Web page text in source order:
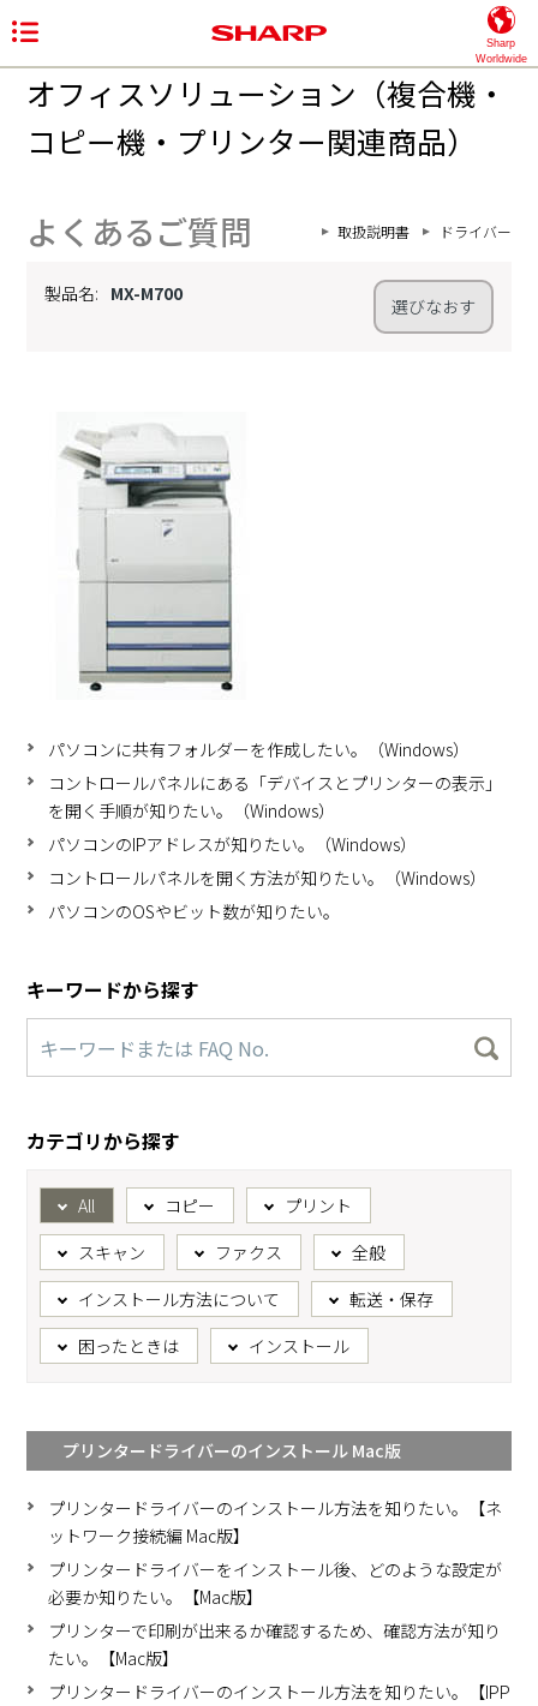
Sharp
Worldwide
オフィスソリューション（複合機・
コピー機・プリンター関連商品）
よくあるご質問 取扱説明書 ドライバー
製品名: MX-M700
選びなおす
パソコンに共有フォルダーを作成したい。（Windows）
コントロールパネルにある「デバイスとプリンターの表示」
を開く手順が知りたい。（Windows）
パソコンのIPアドレスが知りたい。（Windows）
コントロールパネルを開く方法が知りたい。（Windows）
パソコンのOSやビット数が知りたい。
キーワードから探す
カテゴリから探す
All コピー
プリント
スキャン
ファクス
全般
インストール方法について
転送・保存
困ったときは
インストール
プリンタードライバーのインストール Mac版
プリンタードライバーのインストール方法を知りたい。【ネ
ットワーク接続編 Mac版】
プリンタードライバーをインストール後、どのような設定が
必要か知りたい。【Mac版】
プリンターで印刷が出来るか確認するため、確認方法が知り
たい。【Mac版】
プリンタードライバーのインストール方法を知りたい。【IPP